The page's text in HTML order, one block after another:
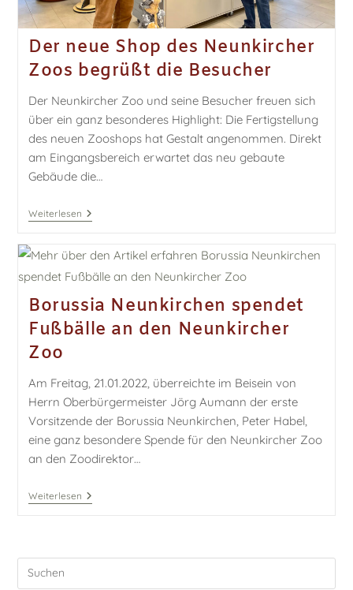
Der neue Shop des Neunkircher
Zoos begrüßt die Besucher
Der Neunkircher Zoo und seine Besucher freuen sich
über ein ganz besonderes Highlight: Die Fertigstellung
des neuen Zooshops hat Gestalt angenommen. Direkt
am Eingangsbereich erwartet das neu gebaute
Gebäude die…
Weiterlesen
Borussia Neunkirchen spendet
Fußbälle an den Neunkircher
Zoo
Am Freitag, 21.01.2022, überreichte im Beisein von
Herrn Oberbürgermeister Jörg Aumann der erste
Vorsitzende der Borussia Neunkirchen, Peter Habel,
eine ganz besondere Spende für den Neunkircher Zoo
an den Zoodirektor…
Weiterlesen